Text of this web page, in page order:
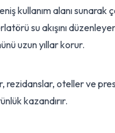
kullanım alanı
su akışını
uzun yıllar korur.
rezidanslar, oteller ve
kazandırır.